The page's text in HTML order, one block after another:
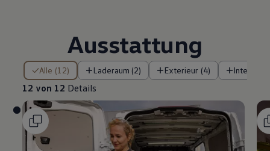
Ausstattung
Alle (12) Laderaum (2) Exterieur (4) Interieur
12 von 12 Details
12 von 12 Details